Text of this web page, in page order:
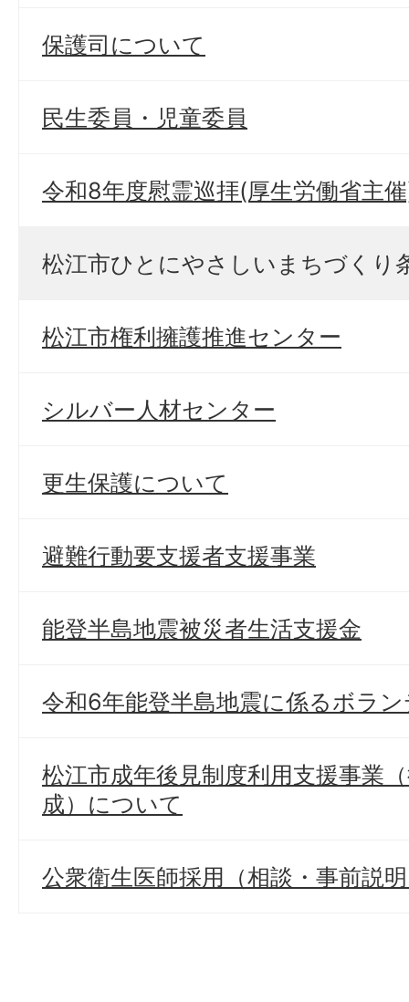
保護司について
民生委員・児童委員
令和8年度慰霊巡拝(厚生労働省主
松江市ひとにやさしいまちづくり
松江市権利擁護推進センター
シルバー人材センター
更生保護について
避難行動要支援者支援事業
能登半島地震被災者生活支援金
令和6年能登半島地震に係るボラ
松江市成年後見制度利用支援事業
成）について
公衆衛生医師採用（相談・事前説